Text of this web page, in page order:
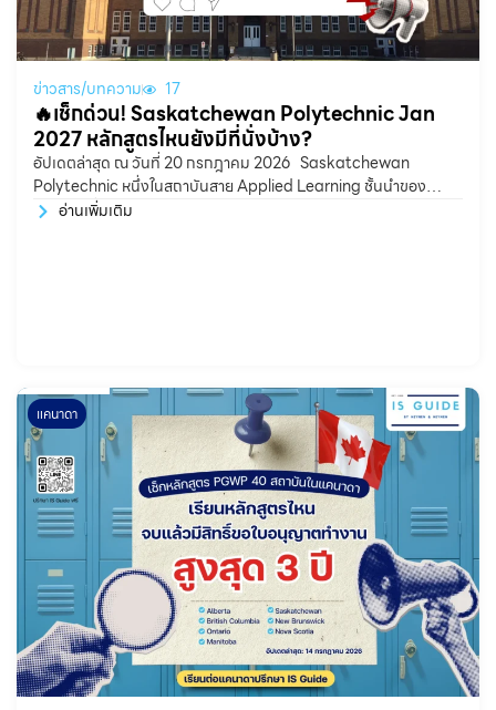
ข่าวสาร/บทความ 17
🔥เช็กด่วน! Saskatchewan Polytechnic Jan
2027 หลักสูตรไหนยังมีที่นั่งบ้าง?
อัปเดตล่าสุด ณ วันที่ 20 กรกฎาคม 2026 Saskatchewan
Polytechnic หนึ่งในสถาบันสาย Applied Learning ชั้นนำของ
แคนาดา ที่เน้นการเรียนแบบลงมือปฏิบัติจริง (Hands-on
อ่านเพิ่มเติม
แคนาดา